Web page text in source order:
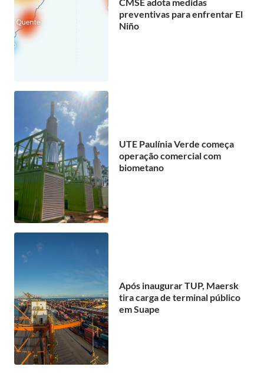
preventivas para enfrentar El
Niño
UTE Paulínia Verde começa
operação comercial com
biometano
Após inaugurar TUP, Maersk
tira carga de terminal público
em Suape